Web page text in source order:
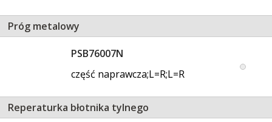
Próg metalowy
PSB76007N
część naprawcza;L=R;L=R
Reperaturka błotnika tylnego